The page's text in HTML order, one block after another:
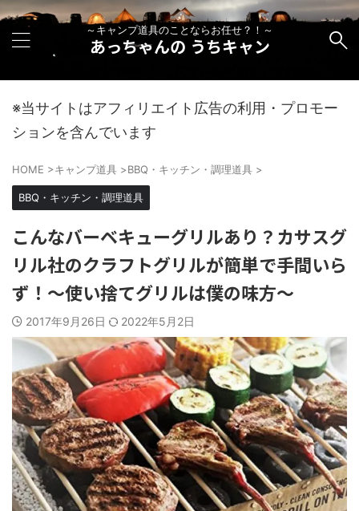
～キャンプ道具のことならお任せ？！～
あっちゃんの うちキャン
※当サイトはアフィリエイト広告の利用・プロモー
ションを含んでいます
HOME >キャンプ道具 >BBQ・キッチン・調理道具 >
BBQ・キッチン・調理道具
こんなバーベキューグリルあり？カサスグ
リル社のクラフトグリルが簡単で手間いら
ず！～使い捨てグリルは僕の味方～
2017年9月26日 2022年5月2日